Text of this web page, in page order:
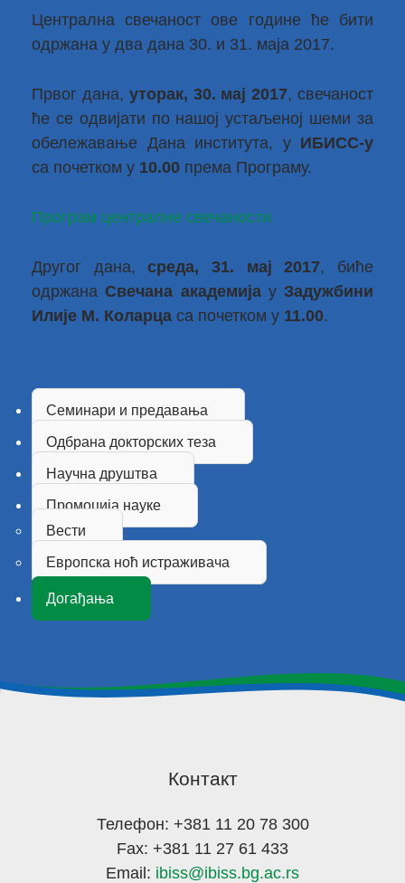
Централна свечаност ове године ће бити
одржана у два дана 30. и 31. маја 2017.
Првог дана, уторак, 30. мај 2017, свечаност
ће се одвијати по нашој устаљеној шеми за
обележавање Дана института, у ИБИСС-у
са почетком у 10.00 према Програму.
Програм централне свечаности
Другог дана,среда, 31. мај 2017, биће
одржанаСвечана академијау Задужбини
Илије М. Коларца са почетком у 11.00.
Семинари и предавања
Одбрана докторских теза
Научна друштва
Промоција науке
Вести
Европска ноћ истраживача
Догађања
Контакт
Телефон: +381 11 20 78 300
Fax: +381 11 27 61 433
Email: ibiss@ibiss.bg.ac.rs